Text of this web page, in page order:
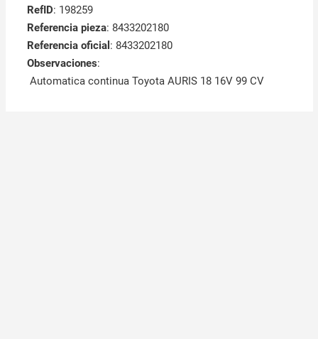
RefID: 198259
Referencia pieza: 8433202180
Referencia oficial : 8433202180
Observaciones:
Automatica continua Toyota AURIS 18 16V 99 CV